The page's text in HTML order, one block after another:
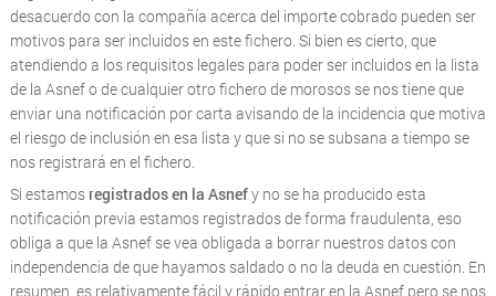
desacuerdo con la compañía acerca del importe cobrado pueden ser
motivos para ser incluidos en este fichero. Si bien es cierto, que
atendiendo a los requisitos legales para poder ser incluidos en la lista
de la Asnef o de cualquier otro fichero de morosos se nos tiene que
enviar una notificación por carta avisando de la incidencia que motiva
el riesgo de inclusión en esa lista y que si no se subsana a tiempo se
nos registrará en el fichero.
Si estamos registrados en la Asnefy no se ha producido esta
notificación previa estamos registrados de forma fraudulenta, eso
obliga a que la Asnef se vea obligada a borrar nuestros datos con
independencia de que hayamos saldado o no la deuda en cuestión. En
resumen, es relativamente fácil y rápido entrar en la Asnef pero se nos